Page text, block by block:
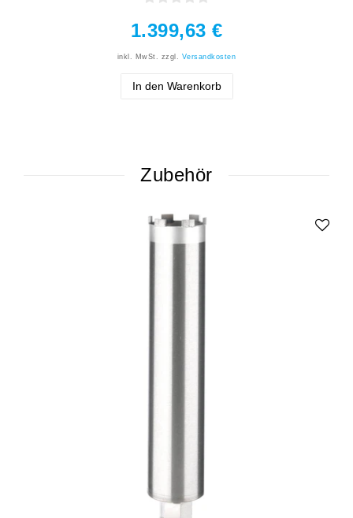
1.399,63 €
inkl. MwSt. zzgl. Versandkosten
In den Warenkorb
Zubehör